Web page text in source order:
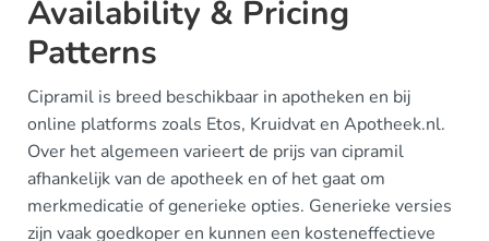
Availability & Pricing
Patterns
Cipramil is breed beschikbaar in apotheken en bij
online platforms zoals Etos, Kruidvat en Apotheek.nl.
Over het algemeen varieert de prijs van cipramil
afhankelijk van de apotheek en of het gaat om
merkmedicatie of generieke opties. Generieke versies
zijn vaak goedkoper en kunnen een kosteneffectieve